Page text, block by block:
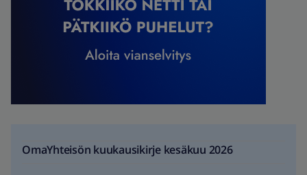
OmaYhteisön kuukausikirje kesäkuu 2026